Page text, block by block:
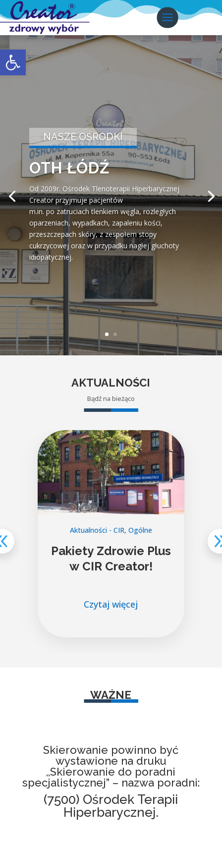
Otwórz pasek narzędzi
NASZE OŚRODKI
OTH ŁÓDŹ
Od 2009r. Ośrodek Tlenoterapii Hiperbarycznej
Creator przyjmuje pacjentów
m.in. po zatruciach tlenkiem węgla, rozległych
oparzeniach, wypadkach, zapaleniu kości,
przeszczepach skóry, z zespołem stopy
cukrzycowej oraz w przypadku nagłej głuchoty
idiopatycznej.
nkiem węgla, rozległych
oparzeniach, wypadkach, zapaleniu kości,
przeszczepach skóry, z zespołem stopy
cukrzycowej oraz w przypadku nagłej głuchoty
idiopatycznej.
AKTUALNOŚCI
Bądź na bieżąco
Aktualności - CIR, Ogólne
Pakiety Zdrowie Plus
w CIR Creator!
Czytaj więcej
WAŻNE
Skierowanie powinno być
wystawione na druku
,,Skierowanie do poradni
specjalistycznej” – nazwa poradni:
(7500) Ośrodek Terapii
Hiperbarycznej.